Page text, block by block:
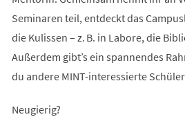
Seminaren teil, entdeckt das
die Kulissen – z. B. in Labore, die
Außerdem gibt’s ein spannendes
du andere MINT-interessierte
Neugierig?